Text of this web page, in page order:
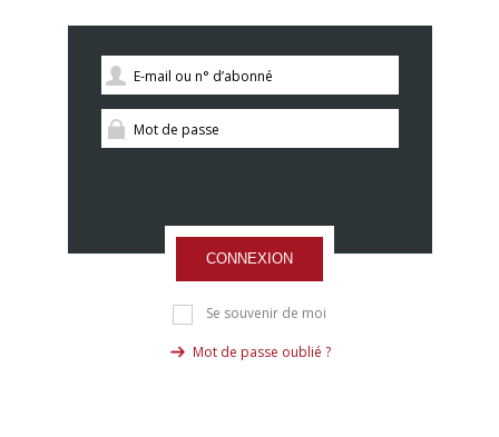
CONNEXION
Se souvenir de moi
Mot de passe oublié ?